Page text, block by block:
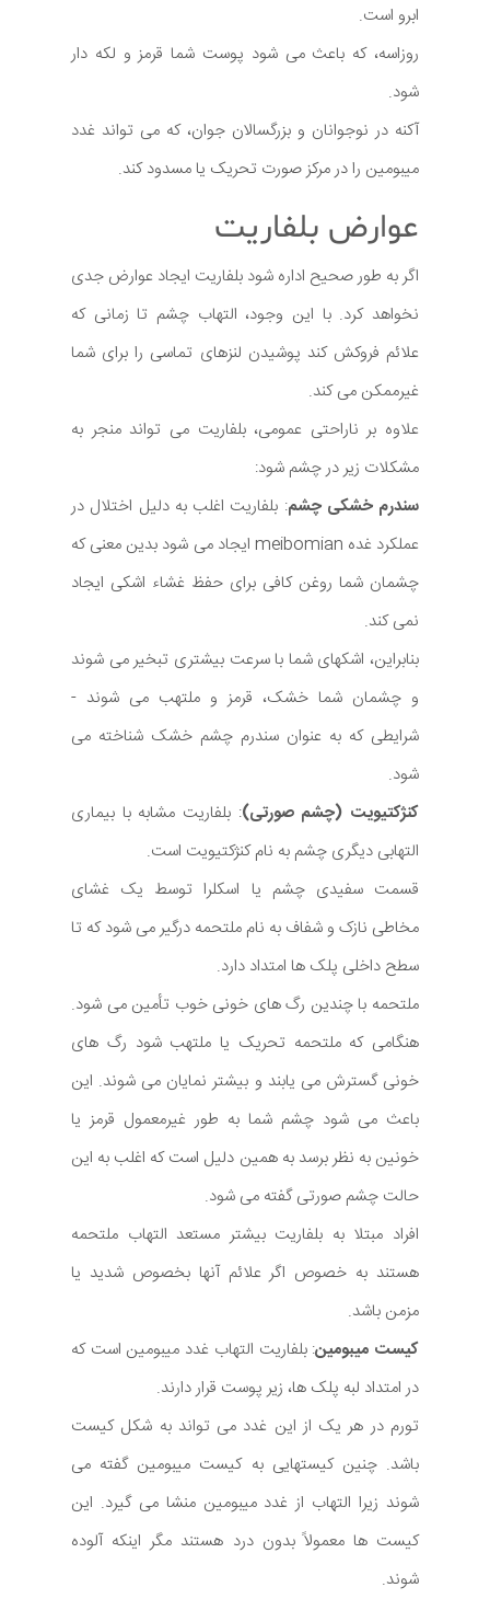
ابرو است.
روزاسه، که باعث می شود پوست شما قرمز و لکه دار
شود.
آکنه در نوجوانان و بزرگسالان جوان، که می تواند غدد
میبومین را در مرکز صورت تحریک یا مسدود کند.
عوارض بلفاریت
اگر به طور صحیح اداره شود بلفاریت ایجاد عوارض جدی
نخواهد کرد. با این وجود، التهاب چشم تا زمانی که
علائم فروکش کند پوشیدن لنزهای تماسی را برای شما
غیرممکن می کند.
علاوه بر ناراحتی عمومی، بلفاریت می تواند منجر به
مشکلات زیر در چشم شود:
سندرم خشکی چشم: بلفاریت اغلب به دلیل اختلال در
عملکرد غده meibomian ایجاد می شود بدین معنی که
چشمان شما روغن کافی برای حفظ غشاء اشکی ایجاد
نمی کند.
بنابراین، اشکهای شما با سرعت بیشتری تبخیر می شوند
و چشمان شما خشک، قرمز و ملتهب می شوند -
شرایطی که به عنوان سندرم چشم خشک شناخته می
شود.
کنژکتیویت (چشم صورتی): بلفاریت مشابه با بیماری
التهابی دیگری چشم به نام کنژکتیویت است.
قسمت سفیدی چشم یا اسکلرا توسط یک غشای
مخاطی نازک و شفاف به نام ملتحمه درگیر می شود که تا
سطح داخلی پلک ها امتداد دارد.
ملتحمه با چندین رگ های خونی خوب تأمین می شود.
هنگامی که ملتحمه تحریک یا ملتهب شود رگ های
خونی گسترش می یابند و بیشتر نمایان می شوند. این
باعث می شود چشم شما به طور غیرمعمول قرمز یا
خونین به نظر برسد به همین دلیل است که اغلب به این
حالت چشم صورتی گفته می شود.
افراد مبتلا به بلفاریت بیشتر مستعد التهاب ملتحمه
هستند به خصوص اگر علائم آنها بخصوص شدید یا
مزمن باشد.
کیست میبومین: بلفاریت التهاب غدد میبومین است که
در امتداد لبه پلک ها، زیر پوست قرار دارند.
تورم در هر یک از این غدد می تواند به شکل کیست
باشد. چنین کیستهایی به کیست میبومین گفته می
شوند زیرا التهاب از غدد میبومین منشا می گیرد. این
کیست ها معمولاً بدون درد هستند مگر اینکه آلوده
شوند.